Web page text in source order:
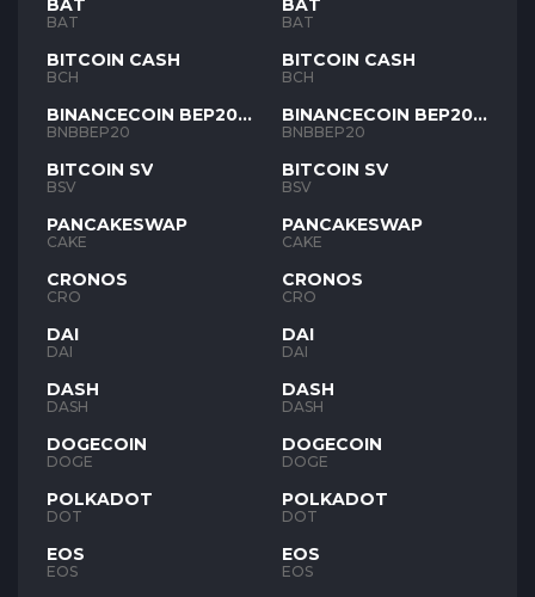
BAT
BAT
BITCOIN CASH
BCH
BINANCECOIN BEP20
BNB
BNBBEP20
BITCOIN SV
BSV
PANCAKESWAP
CAKE
CRONOS
CRO
DAI
DAI
DASH
DASH
DOGECOIN
DOGE
POLKADOT
DOT
EOS
EOS
BAT
BAT
BITCOIN CASH
BCH
BINANCECOIN BEP20
BNB
BNBBEP20
BITCOIN SV
BSV
PANCAKESWAP
CAKE
CRONOS
CRO
DAI
DAI
DASH
DASH
DOGECOIN
DOGE
POLKADOT
DOT
EOS
EOS